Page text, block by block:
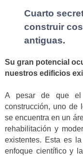
Cuarto
construir
antiguas.
Su gran potencial
nuestros edificios
A pesar de que el
construcción, uno de
se encuentra en un
rehabilitación y
existentes. Esta es
enfoque científico y